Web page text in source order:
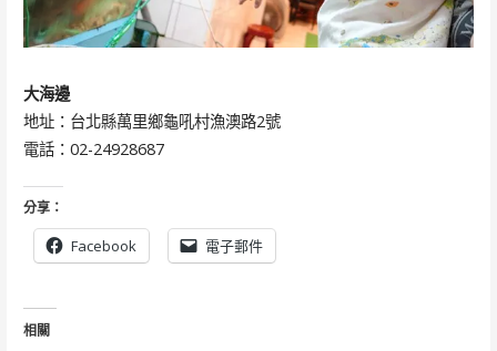
大海邊
地址：台北縣萬里鄉龜吼村漁澳路2號
電話：02-24928687
分享：
Facebook 電子郵件
相關